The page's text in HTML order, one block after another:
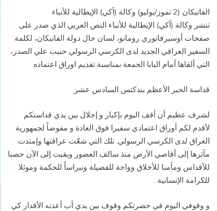
الفاتيكان (2 تموز/يوليو) وكالة (آكي) الإيطالية للأنباء
تنشر وكالة (آكي) الإيطالية للأنباء النص العربي الذي صدر على
صفحات أوسيرفاتوري رومانو، لسان حال دولة الفاتيكان، لكلمة
السفير العراقي الجديد لدى الكرسي الرسولي حبيب علي الصدر،
التي ألقاها أمام البابا الجمعة بمناسبة تقديم اوراق اعتماده
قداسة الحبر الأعظم بندكتس السادس عشر
لشرف عظيم أن أقف اليوم بإكبار و إجلال بين يدي قداستكم
لأقدم لكم أوراق اعتمادي سفيرا فوق العادة و مفوضاً لجمهورية
العراق لدى الكرسي الرسولي. تلك التي شعّت عراقتها وإمتدت
مآثرها إلى أقاصي الأرض منذ سالف العصور وبقيت إلى الآن حصنا
للأقداس ومأمنا للأخلاق وواحة للفضيلة ونبراساً للحكمة وموئلا
للكرامة الإنسانية .
و وقوفي اليوم في حضرتكم وقوف بين يدي أب أعدته الأقدار كي